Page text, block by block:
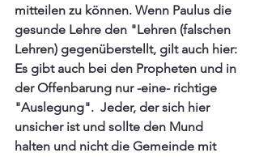
mitteilen zu können. Wenn Paulus die
gesunde Lehre den "Lehren (falschen
Lehren) gegenüberstellt, gilt auch hier:
Es gibt auch bei den Propheten und in
der Offenbarung nur -eine- richtige
"Auslegung".  Jeder, der sich hier
unsicher ist und sollte den Mund
halten und nicht die Gemeinde mit